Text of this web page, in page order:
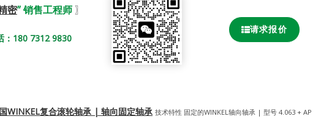
密” 销售工程师〗
7312 9830
请求报价
复合滚轮轴承 | 轴向固定轴承 技术特性 固定的WINKEL轴向轴承 | 型号 4.063 + AP